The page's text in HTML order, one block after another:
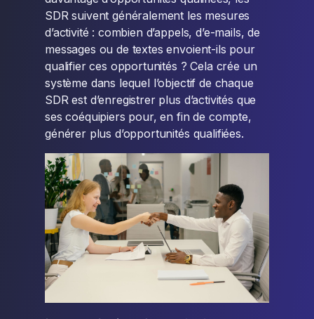
SDR suivent généralement les mesures
d’activité : combien d’appels, d’e-mails, de
messages ou de textes envoient-ils pour
qualifier ces opportunités ? Cela crée un
système dans lequel l’objectif de chaque
SDR est d’enregistrer plus d’activités que
ses coéquipiers pour, en fin de compte,
générer plus d’opportunités qualifiées.